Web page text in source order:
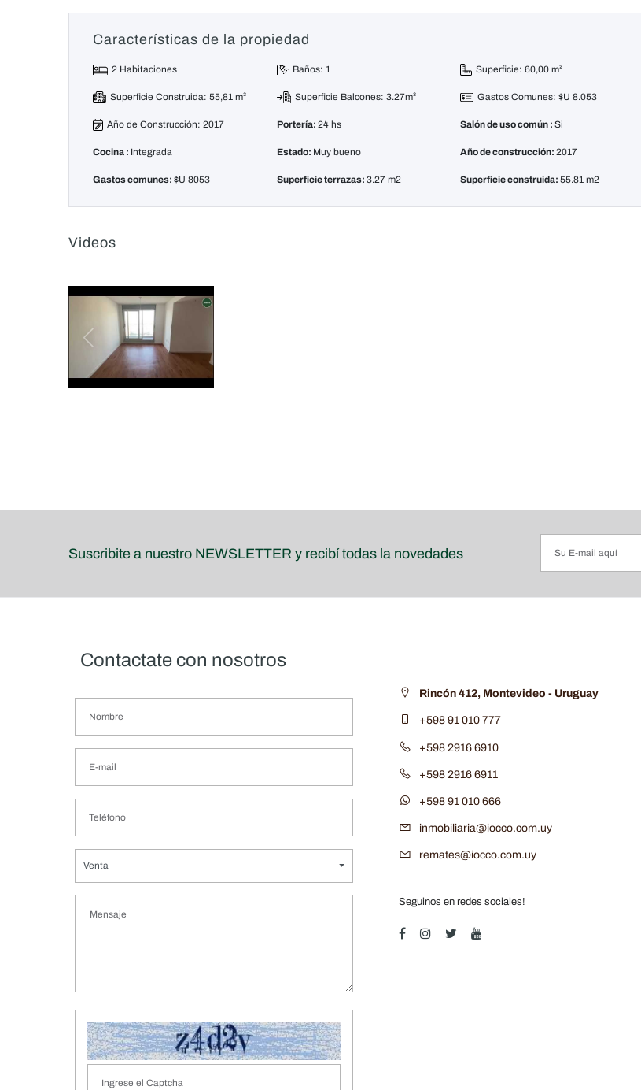
Características de la propiedad
2 Habitaciones Baños: 1 Superficie: 60,00 m²
Superficie Construida: 55,81 m² Superficie Balcones: 3.27m² Gastos Comunes: $U 8.053
Año de Construcción: 2017 Portería: 24 hs Salón de uso común :Si
Cocina : Integrada Estado: Muy bueno Año de construcción:2017
Gastos comunes: $U 8053 Superficie terrazas: 3.27 m2 Superficie construida:55.81 m2
Videos
Suscribite a nuestro NEWSLETTER y recibí todas la novedades
Contactate con nosotros
Venta
Rincón 412, Montevideo - Uruguay
+598 91 010 777
+598 2916 6910
+598 2916 6911
+598 91 010 666
inmobiliaria@iocco.com.uy
remates@iocco.com.uy
Seguinos en redes sociales!